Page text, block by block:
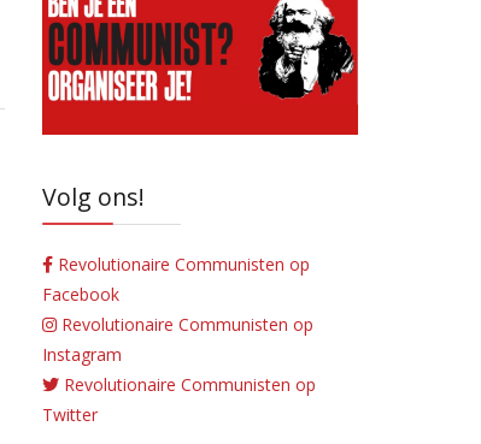
Volg ons!
Revolutionaire Communisten op
Facebook
Revolutionaire Communisten op
Instagram
Revolutionaire Communisten op
Twitter